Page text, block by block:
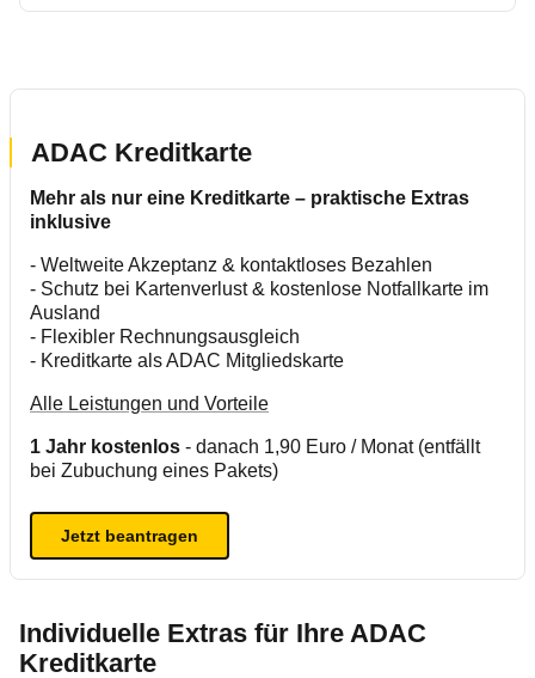
ADAC Kreditkarte
Mehr als nur eine Kreditkarte – praktische Extras
inklusive
- Weltweite Akzeptanz & kontaktloses Bezahlen
- Schutz bei Kartenverlust & kostenlose Notfallkarte im
Ausland
- Flexibler Rechnungsausgleich
- Kreditkarte als ADAC Mitgliedskarte
Alle Leistungen und Vorteile
1 Jahr kostenlos - danach 1,90 Euro / Monat (entfällt
bei Zubuchung eines Pakets)
Jetzt beantragen
Individuelle Extras für Ihre ADAC
Kreditkarte